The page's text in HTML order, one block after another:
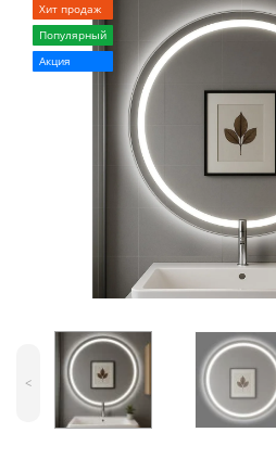
Хит продаж
Популярный
Акция
<